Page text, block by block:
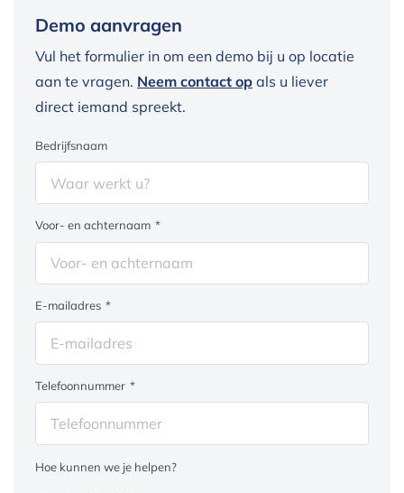
Demo aanvragen
Vul het formulier in om een demo bij u op locatie
aan te vragen. Neem contact op als u liever
direct iemand spreekt.
Bedrijfsnaam
Voor- en achternaam *
E-mailadres *
Telefoonnummer *
Hoe kunnen we je helpen?